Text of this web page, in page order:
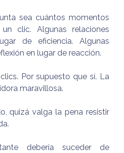
sea cuántos momentos
clic. Algunas relaciones
de eficiencia. Algunas
en lugar de reacción.
Por supuesto que sí. La
maravillosa.
quizá valga la pena resistir
debería suceder de